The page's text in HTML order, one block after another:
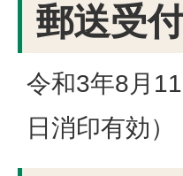
郵送受
令和3年8月
日消印有効